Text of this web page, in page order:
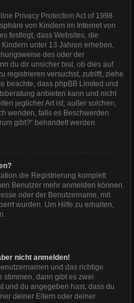
Privacy Protection Act of 1998
von Kindern im Internet von
festlegt, dass Websites, die
unter 13 Jahren erheben,
des oder der
du dir unsicher bist, ob dies auf
registrieren versuchst, zutrifft, ziehe
beachte, dass phpBB Limited und
anbieten kann und nicht
jeglicher Art ist; außer solchen,
wenden, falls es Beschwerden
gibt?“ behandelt werden.
die Registrierung komplett
Benutzer mehr anmelden können.
oder der Benutzername, mit
wurden. Um Hilfe zu erhalten,
nicht anmelden!
und das richtige
stimmen, dann gibt es zwei
und du angegeben hast, dass du
deiner Eltern oder deiner